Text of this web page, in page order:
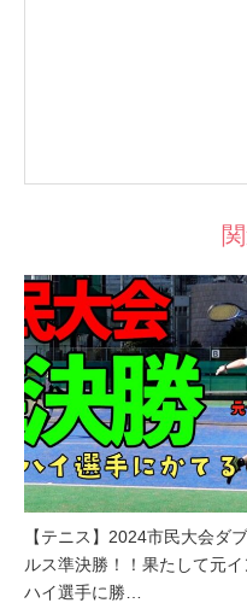
【テニス】2024市民大会ダブ
ルス準決勝！！果たして元イ
ハイ選手に勝…